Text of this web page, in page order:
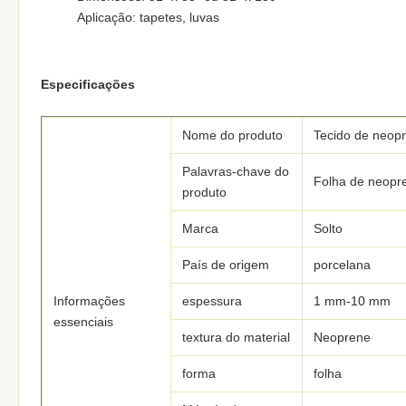
Aplicação: tapetes, luvas
Especificações
Informações
essenciais
Nome do produto Tecido de
Palavras-chave do
produto
Folha de
Marca Solto
País de origem porcelana
espessura 1 mm-10 mm
textura do material Neoprene
forma folha